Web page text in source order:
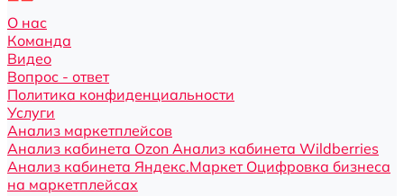
О нас
Команда
Видео
Вопрос - ответ
Политика конфиденциальности
Услуги
Анализ маркетплейсов
Анализ кабинета Ozon Анализ кабинета Wildberries
Анализ кабинета Яндекс.Маркет Оцифровка бизнеса
на маркетплейсах